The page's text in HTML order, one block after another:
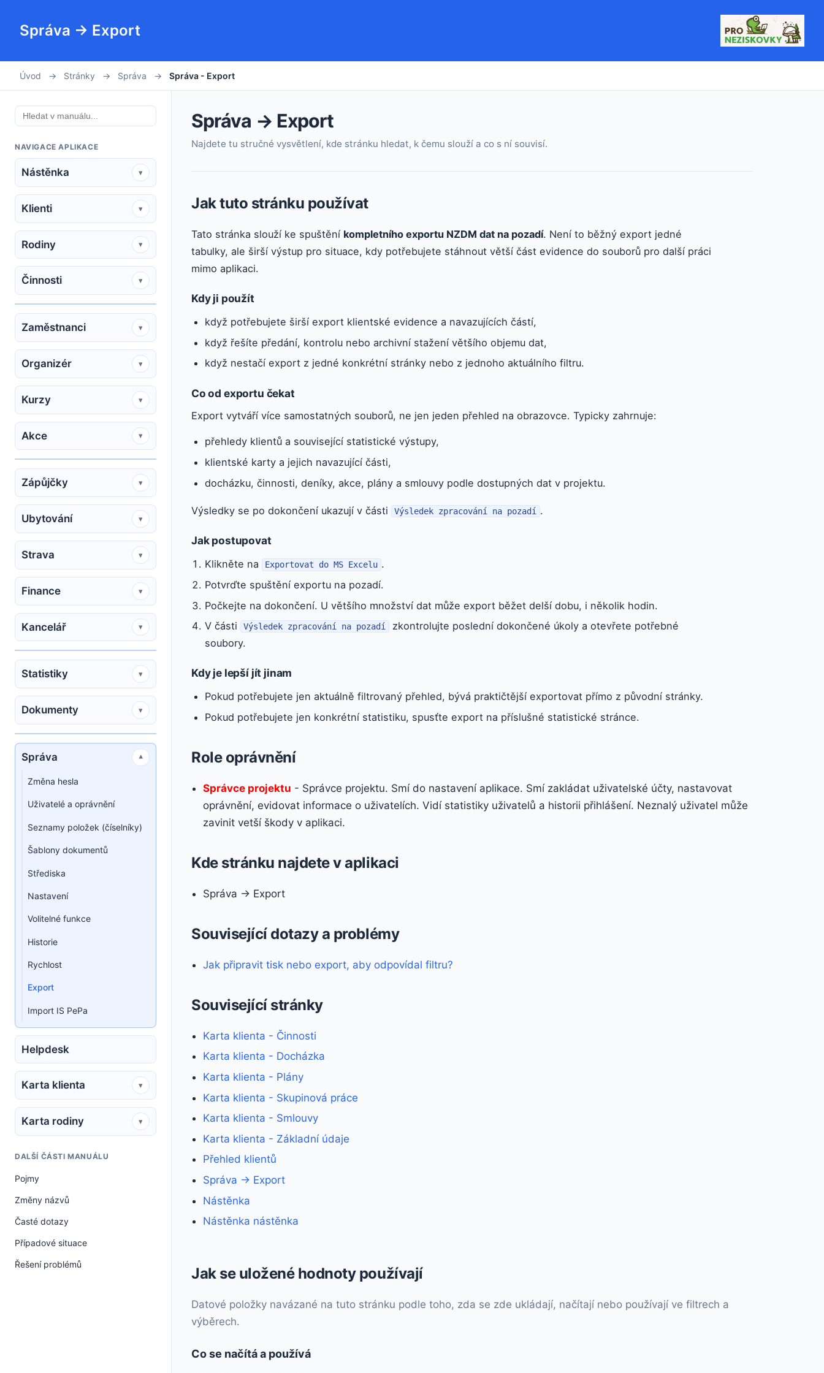
Správa → Export
Úvod → Stránky → Správa → Správa - Export
NAVIGACE APLIKACE
Nástěnka ▾
Klienti ▾
Rodiny ▾
Činnosti ▾
Zaměstnanci ▾
Organizér ▾
Kurzy ▾
Akce ▾
Zápůjčky ▾
Ubytování ▾
Strava ▾
Finance ▾
Kancelář ▾
Statistiky ▾
Dokumenty ▾
Správa ▾
Změna hesla
Uživatelé a oprávnění
Seznamy položek (číselníky)
Šablony dokumentů
Střediska
Nastavení
Volitelné funkce
Historie
Rychlost
Export
Import IS PePa
Helpdesk
Karta klienta ▾
Karta rodiny ▾
DALŠÍ ČÁSTI MANUÁLU
Pojmy
Změny názvů
Časté dotazy
Případové situace
Řešení problémů
Správa → Export
Najdete tu stručné vysvětlení, kde stránku hledat, k čemu slouží a co s ní souvisí.
Jak tuto stránku používat
Tato stránka slouží ke spuštění kompletního exportu NZDM dat na pozadí. Není to běžný export jedné
tabulky, ale širší výstup pro situace, kdy potřebujete stáhnout větší část evidence do souborů pro další práci
mimo aplikaci.
Kdy ji použít
když potřebujete širší export klientské evidence a navazujících částí,
když řešíte předání, kontrolu nebo archivní stažení většího objemu dat,
když nestačí export z jedné konkrétní stránky nebo z jednoho aktuálního filtru.
Co od exportu čekat
Export vytváří více samostatných souborů, ne jen jeden přehled na obrazovce. Typicky zahrnuje:
přehledy klientů a související statistické výstupy,
klientské karty a jejich navazující části,
docházku, činnosti, deníky, akce, plány a smlouvy podle dostupných dat v projektu.
Výsledky se po dokončení ukazují v části Výsledek zpracování na pozadí .
Jak postupovat
Klikněte na Exportovat do MS Excelu .
Potvrďte spuštění exportu na pozadí.
Počkejte na dokončení. U většího množství dat může export běžet delší dobu, i několik hodin.
V části
Výsledek zpracování na pozadí
zkontrolujte poslední dokončené úkoly a otevřete potřebné
soubory.
Kdy je lepší jít jinam
Pokud potřebujete jen aktuálně filtrovaný přehled, bývá praktičtější exportovat přímo z původní stránky.
Pokud potřebujete jen konkrétní statistiku, spusťte export na příslušné statistické stránce.
Role oprávnění
Správce projektu - Správce projektu. Smí do nastavení aplikace. Smí zakládat uživatelské účty, nastavovat
oprávnění, evidovat informace o uživatelích. Vidí statistiky uživatelů a historii přihlášení. Neznalý uživatel může
zavinit vetší škody v aplikaci.
Kde stránku najdete v aplikaci
Správa → Export
Související dotazy a problémy
Jak připravit tisk nebo export, aby odpovídal filtru?
Související stránky
Karta klienta - Činnosti
Karta klienta - Docházka
Karta klienta - Plány
Karta klienta - Skupinová práce
Karta klienta - Smlouvy
Karta klienta - Základní údaje
Přehled klientů
Správa → Export
Nástěnka
Nástěnka nástěnka
Jak se uložené hodnoty používají
Datové položky navázané na tuto stránku podle toho, zda se zde ukládají, načítají nebo používají ve filtrech a
výběrech.
Co se načítá a používá